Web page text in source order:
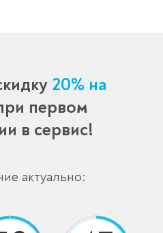
20% на
первом
в сервис!
актуально: